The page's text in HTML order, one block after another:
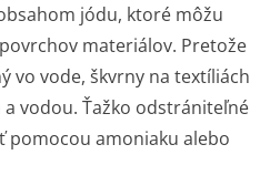
jódu, ktoré môžu
materiálov. Pretože
vo vode, škvrny na textíliách
vodou. Ťažko odstrániteľné
pomocou amoniaku alebo